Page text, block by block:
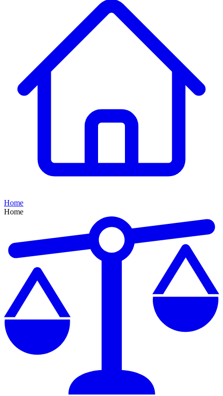
Home
Home